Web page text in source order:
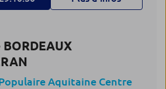
Aquitaine Centre